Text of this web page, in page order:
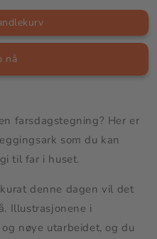
nå
farsdagstegning? Her er
som du kan
til far i huset.
denne dagen vil det
Illustrasjonene i
nøye utarbeidet, og du